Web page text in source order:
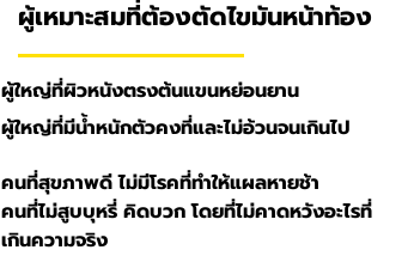
ผู้เหมาะสมที่ต้องตัดไขมันหน้าท้อง
ผู้ใหญ่ที่ผิวหนังตรงต้นแขนหย่อนยาน
ผู้ใหญ่ที่มีน้ำหนักตัวคงที่และไม่อ้วนจนเกินไป
คนที่สุขภาพดี ไม่มีโรคที่ทำให้แผลหายช้า
คนที่ไม่สูบบุหรี่ คิดบวก โดยที่ไม่คาดหวังอะไรที่
เกินความจริง